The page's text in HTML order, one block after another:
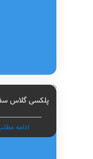
پلکسی گلاس
ادامه